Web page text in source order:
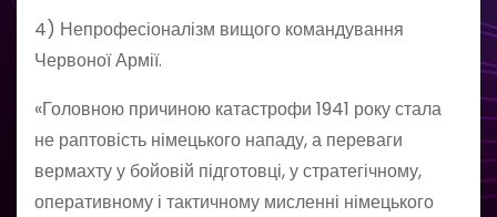
4) Непрофесіоналізм вищого командування
Червоної Армії.
«Головною причиною катастрофи 1941 року стала
не раптовість німецького нападу, а переваги
вермахту у бойовій підготовці, у стратегічному,
оперативному і тактичному мисленні німецького